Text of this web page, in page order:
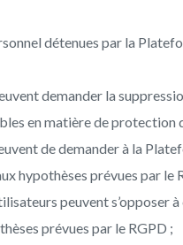
détenues par la
demander la
en matière de protection
de demander à la
hypothèses prévues par le
peuvent s’opposer à
prévues par le RGPD ;